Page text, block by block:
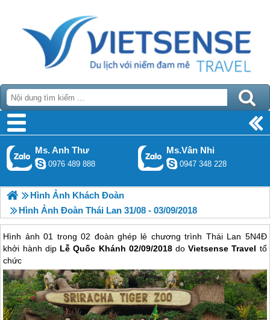
Ms. Anh Thư
0976 489 888
Ms.Vân Nhi
0947 348 228
Hình Ảnh Khách Đoàn
Hình Ảnh Đoàn Thái Lan 31/08 - 03/09/2018
Hình ảnh 01 trong 02 đoàn ghép lẻ chương trình Thái Lan 5N4Đ
khởi hành dịp Lễ Quốc Khánh 02/09/2018doVietsense Travel tổ
chức